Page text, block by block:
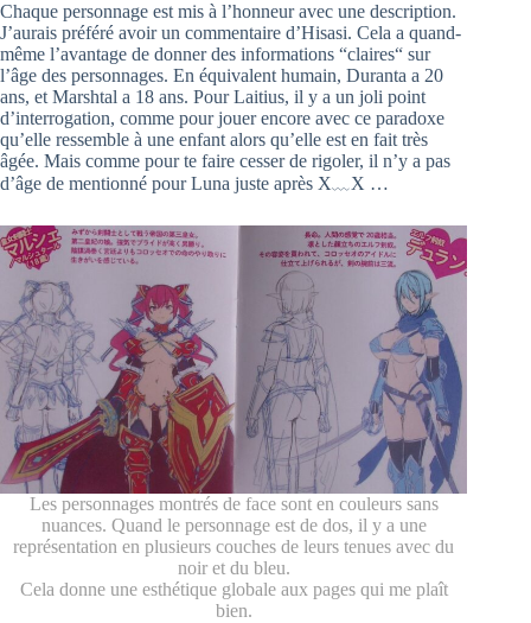
Chaque personnage est mis à l’honneur avec une description.
J’aurais préféré avoir un commentaire d’Hisasi. Cela a quand-
même l’avantage de donner des informations “claires“ sur
l’âge des personnages. En équivalent humain, Duranta a 20
ans, et Marshtal a 18 ans. Pour Laitius, il y a un joli point
d’interrogation, comme pour jouer encore avec ce paradoxe
qu’elle ressemble à une enfant alors qu’elle est en fait très
âgée. Mais comme pour te faire cesser de rigoler, il n’y a pas
d’âge de mentionné pour Luna juste après X﹏X …
Les personnages montrés de face sont en couleurs sans
nuances. Quand le personnage est de dos, il y a une
représentation en plusieurs couches de leurs tenues avec du
noir et du bleu.
Cela donne une esthétique globale aux pages qui me plaît
bien.